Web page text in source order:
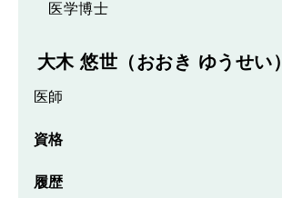
医学博士
大木 悠世（おおき ゆうせい）
医師
資格
履歴